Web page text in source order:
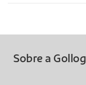
Sobre a Gollog